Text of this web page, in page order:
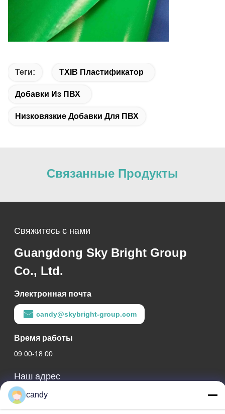
Теги: TXIB Пластификатор
Добавки Из ПВХ
Низковязкие Добавки Для ПВХ
Связанные Продукты
Свяжитесь с нами
Guangdong Sky Bright Group
Co., Ltd.
Электронная почта
candy@skybright-group.com
Время работы
09:00-18:00
Наш адрес
Адрес компании
КОМН. 1601-1603, 1606-1608, 1610, № 21, 5-я ул. Цзихуа,
candy